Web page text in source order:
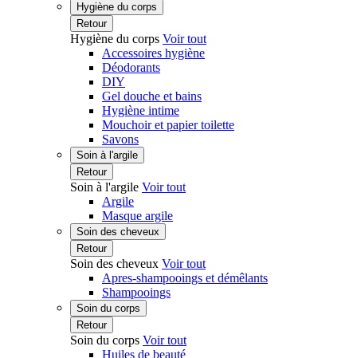
Hygiène du corps
Retour
Hygiène du corps Voir tout
Accessoires hygiène
Déodorants
DIY
Gel douche et bains
Hygiène intime
Mouchoir et papier toilette
Savons
Soin à l'argile
Retour
Soin à l'argile Voir tout
Argile
Masque argile
Soin des cheveux
Retour
Soin des cheveux Voir tout
Apres-shampooings et démêlants
Shampooings
Soin du corps
Retour
Soin du corps Voir tout
Huiles de beauté